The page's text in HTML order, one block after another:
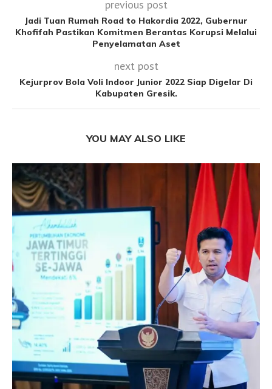
previous post
Jadi Tuan Rumah Road to Hakordia 2022, Gubernur
Khofifah Pastikan Komitmen Berantas Korupsi Melalui
Penyelamatan Aset
next post
Kejurprov Bola Voli Indoor Junior 2022 Siap Digelar Di
Kabupaten Gresik.
YOU MAY ALSO LIKE